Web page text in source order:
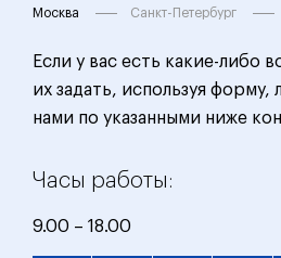
Москва Санкт-Петербург
Если у вас есть какие-либо
их задать, используя форму,
нами по указанными ниже
Часы работы:
9.00 – 18.00